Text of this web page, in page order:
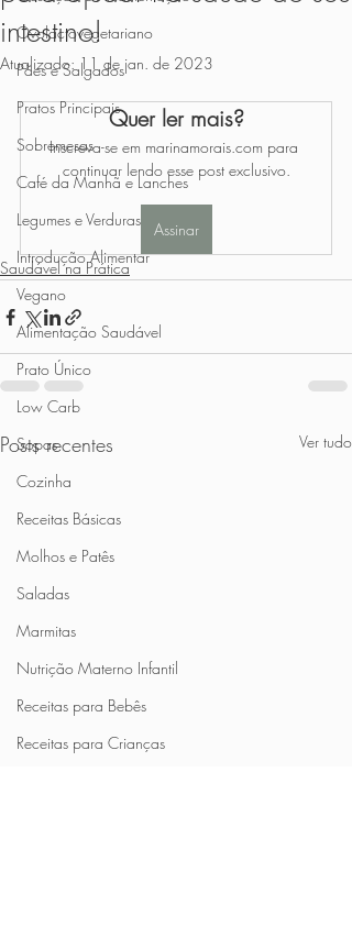
Ovolactovegetariano
Pães e Salgados
Pratos Principais
Sobremesas
Café da Manhã e Lanches
Legumes e Verduras
Introdução Alimentar
Vegano
Alimentação Saudável
Prato Único
Low Carb
Sopas
Cozinha
Receitas Básicas
Molhos e Patês
Saladas
Marmitas
Nutrição Materno Infantil
Receitas para Bebês
Receitas para Crianças
intestino!
Atualizado: 11 de jan. de 2023
Quer ler mais?
Inscreva-se em marinamorais.com para
continuar lendo esse post exclusivo.
Assinar
Saudável na Prática
Posts recentes Ver tudo